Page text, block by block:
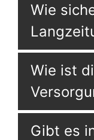
Wie
Wie ist
Gibt es